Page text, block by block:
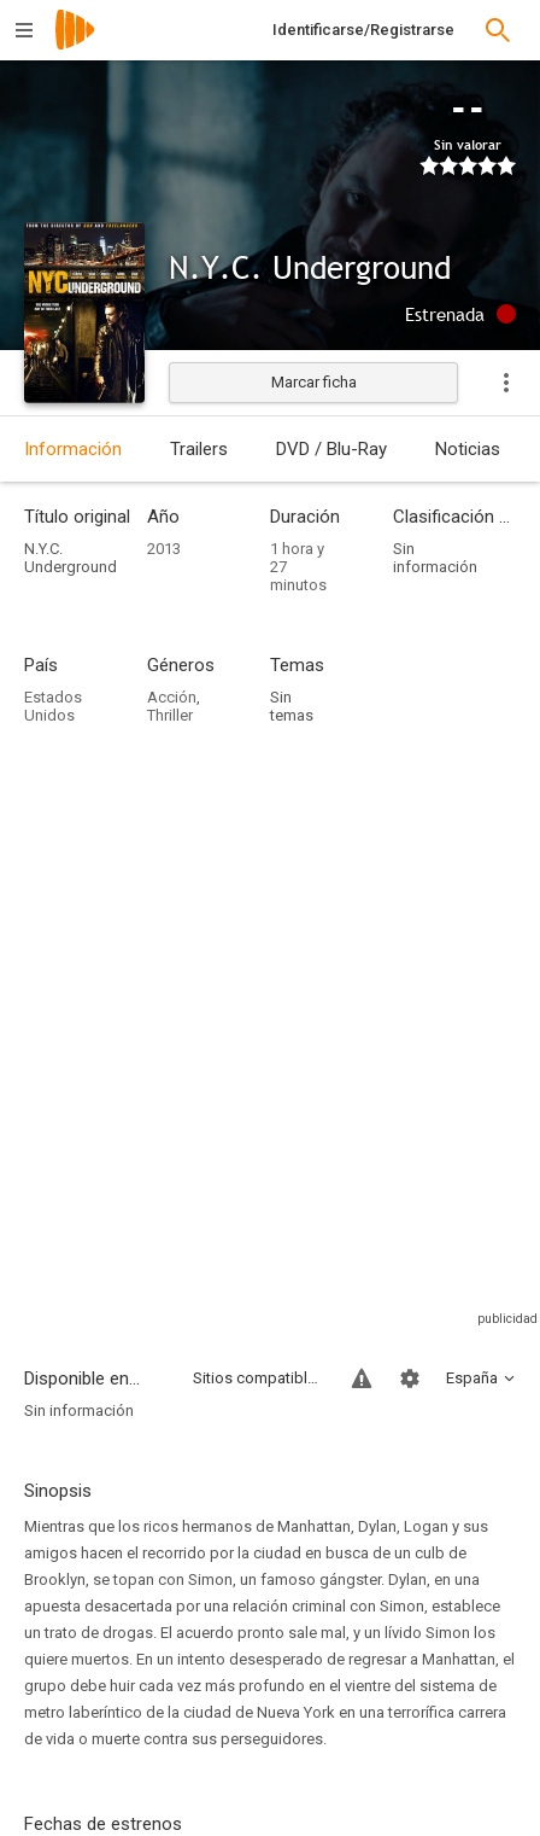
Identificarse/Registrarse
--
Sin valorar
N.Y.C. Underground
Estrenada
Marcar ficha
Información Trailers DVD / Blu-Ray Noticias
Título original
N.Y.C.
Underground
Año
2013
Duración
1 hora y
27
minutos
Clasificación por edades
Sin
información
País
Estados
Unidos
Géneros
Acción,
Thriller
Temas
Sin
temas
Disponible en... España
Sitios compatibles
Sin información
Sinopsis
Mientras que los ricos hermanos de Manhattan, Dylan, Logan y sus
amigos hacen el recorrido por la ciudad en busca de un culb de
Brooklyn, se topan con Simon, un famoso gángster. Dylan, en una
apuesta desacertada por una relación criminal con Simon, establece
un trato de drogas. El acuerdo pronto sale mal, y un lívido Simon los
quiere muertos. En un intento desesperado de regresar a Manhattan, el
grupo debe huir cada vez más profundo en el vientre del sistema de
metro laberíntico de la ciudad de Nueva York en una terrorífica carrera
de vida o muerte contra sus perseguidores.
Fechas de estrenos